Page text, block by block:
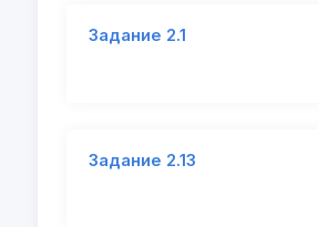
Задание 2.1
Задание 2.13